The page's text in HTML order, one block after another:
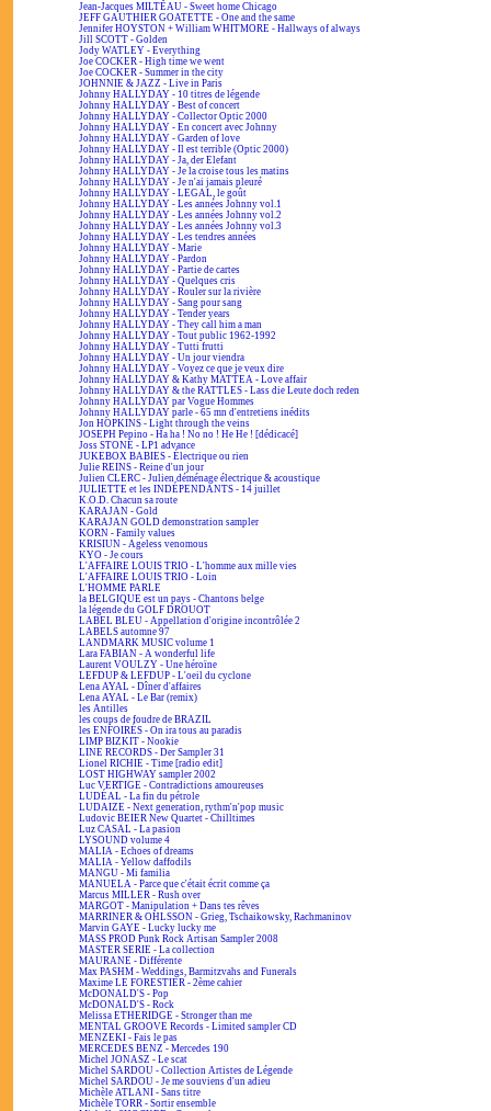
Jean-Jacques MILTEAU - Sweet home Chicago
JEFF GAUTHIER GOATETTE - One and the same
Jennifer HOYSTON + William WHITMORE - Hallways of always
Jill SCOTT - Golden
Jody WATLEY - Everything
Joe COCKER - High time we went
Joe COCKER - Summer in the city
JOHNNIE & JAZZ - Live in Paris
Johnny HALLYDAY - 10 titres de légende
Johnny HALLYDAY - Best of concert
Johnny HALLYDAY - Collector Optic 2000
Johnny HALLYDAY - En concert avec Johnny
Johnny HALLYDAY - Garden of love
Johnny HALLYDAY - Il est terrible (Optic 2000)
Johnny HALLYDAY - Ja, der Elefant
Johnny HALLYDAY - Je la croise tous les matins
Johnny HALLYDAY - Je n'ai jamais pleuré
Johnny HALLYDAY - LEGAL, le goût
Johnny HALLYDAY - Les années Johnny vol.1
Johnny HALLYDAY - Les années Johnny vol.2
Johnny HALLYDAY - Les années Johnny vol.3
Johnny HALLYDAY - Les tendres années
Johnny HALLYDAY - Marie
Johnny HALLYDAY - Pardon
Johnny HALLYDAY - Partie de cartes
Johnny HALLYDAY - Quelques cris
Johnny HALLYDAY - Rouler sur la rivière
Johnny HALLYDAY - Sang pour sang
Johnny HALLYDAY - Tender years
Johnny HALLYDAY - They call him a man
Johnny HALLYDAY - Tout public 1962-1992
Johnny HALLYDAY - Tutti frutti
Johnny HALLYDAY - Un jour viendra
Johnny HALLYDAY - Voyez ce que je veux dire
Johnny HALLYDAY & Kathy MATTEA - Love affair
Johnny HALLYDAY & the RATTLES - Lass die Leute doch reden
Johnny HALLYDAY par Vogue Hommes
Johnny HALLYDAY parle - 65 mn d'entretiens inédits
Jon HOPKINS - Light through the veins
JOSEPH Pepino - Ha ha ! No no ! He He ! [dédicacé]
Joss STONE - LP1 advance
JUKEBOX BABIES - Électrique ou rien
Julie REINS - Reine d'un jour
Julien CLERC - Julien déménage électrique & acoustique
JULIETTE et les INDÉPENDANTS - 14 juillet
K.O.D. Chacun sa route
KARAJAN - Gold
KARAJAN GOLD demonstration sampler
KORN - Family values
KRISIUN - Ageless venomous
KYO - Je cours
L'AFFAIRE LOUIS TRIO - L'homme aux mille vies
L'AFFAIRE LOUIS TRIO - Loin
L'HOMME PARLE
la BELGIQUE est un pays - Chantons belge
la légende du GOLF DROUOT
LABEL BLEU - Appellation d'origine incontrôlée 2
LABELS automne 97
LANDMARK MUSIC volume 1
Lara FABIAN - A wonderful life
Laurent VOULZY - Une héroïne
LEFDUP & LEFDUP - L'oeil du cyclone
Lena AYAL - Dîner d'affaires
Lena AYAL - Le Bar (remix)
les Antilles
les coups de foudre de BRAZIL
les ENFOIRÉS - On ira tous au paradis
LIMP BIZKIT - Nookie
LINE RECORDS - Der Sampler 31
Lionel RICHIE - Time [radio edit]
LOST HIGHWAY sampler 2002
Luc VERTIGE - Contradictions amoureuses
LUDÉAL - La fin du pétrole
LUDAIZE - Next generation, rythm'n'pop music
Ludovic BEIER New Quartet - Chilltimes
Luz CASAL - La pasion
LYSOUND volume 4
MALIA - Echoes of dreams
MALIA - Yellow daffodils
MANGU - Mi familia
MANUELA - Parce que c'était écrit comme ça
Marcus MILLER - Rush over
MARGOT - Manipulation + Dans tes rêves
MARRINER & OHLSSON - Grieg, Tschaikowsky, Rachmaninov
Marvin GAYE - Lucky lucky me
MASS PROD Punk Rock Artisan Sampler 2008
MASTER SERIE - La collection
MAURANE - Différente
Max PASHM - Weddings, Barmitzvahs and Funerals
Maxime LE FORESTIER - 2ème cahier
McDONALD'S - Pop
McDONALD'S - Rock
Melissa ETHERIDGE - Stronger than me
MENTAL GROOVE Records - Limited sampler CD
MENZEKI - Fais le pas
MERCEDES BENZ - Mercedes 190
Michel JONASZ - Le scat
Michel SARDOU - Collection Artistes de Légende
Michel SARDOU - Je me souviens d'un adieu
Michèle ATLANI - Sans titre
Michèle TORR - Sortir ensemble